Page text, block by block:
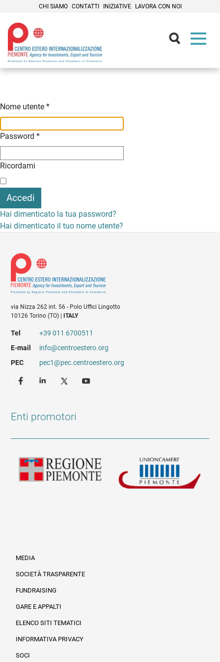
CHI SIAMO CONTATTI INIZIATIVE LAVORA CON NOI
Nome utente *
Password *
Ricordami
Accedi
Hai dimenticato la tua password?
Hai dimenticato il tuo nome utente?
via Nizza 262 int. 56 - Polo Uffici Lingotto
10126 Torino (TO) |
ITALY
Tel
+39 011 6700511
E-mail
info@centroestero.org
PEC
pec1@pec.centroestero.org
Enti promotori
MEDIA
SOCIETÀ TRASPARENTE
FUNDRAISING
GARE E APPALTI
ELENCO SITI TEMATICI
INFORMATIVA PRIVACY
SOCI